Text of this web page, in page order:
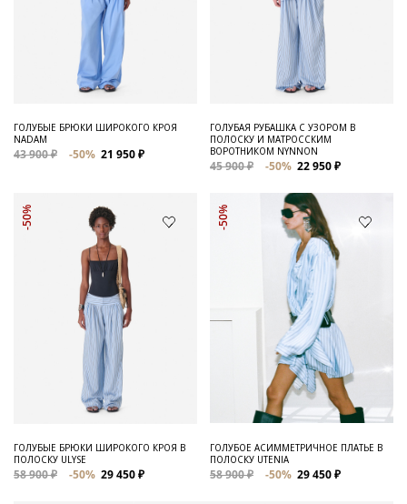
ГОЛУБЫЕ БРЮКИ ШИРОКОГО КРОЯ
NADAM
43 900 ₽ -50% 21 950 ₽
ГОЛУБАЯ РУБАШКА С УЗОРОМ В
ПОЛОСКУ И МАТРОССКИМ
ВОРОТНИКОМ NYNNON
45 900 ₽ -50% 22 950 ₽
-50%
ГОЛУБЫЕ БРЮКИ ШИРОКОГО КРОЯ В
ПОЛОСКУ ULYSE
58 900 ₽ -50% 29 450 ₽
-50%
ГОЛУБОЕ АСИММЕТРИЧНОЕ ПЛАТЬЕ В
ПОЛОСКУ UTENIA
58 900 ₽ -50% 29 450 ₽